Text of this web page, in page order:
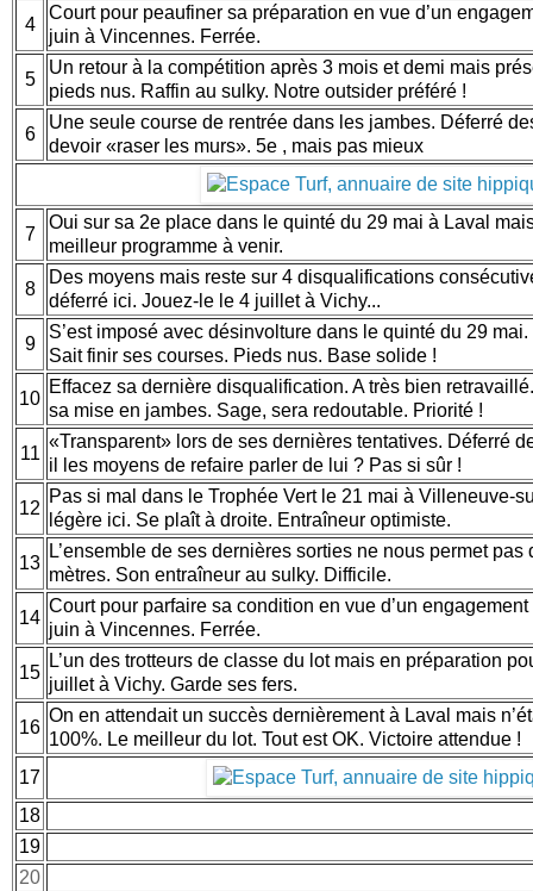
4
Court pour peaufiner sa préparation en vue d’un
juin à Vincennes. Ferrée.
5
Un retour à la compétition après 3 mois et demi mais
pieds nus. Raffin au sulky. Notre outsider préféré !
6
Une seule course de rentrée dans les jambes. Déferré
devoir «raser les murs». 5e , mais pas mieux
7
Oui sur sa 2e place dans le quinté du 29 mai à Laval
meilleur programme à venir.
8
Des moyens mais reste sur 4 disqualifications
déferré ici. Jouez-le le 4 juillet à Vichy...
9
S’est imposé avec désinvolture dans le quinté du 29
Sait finir ses courses. Pieds nus. Base solide !
10
Effacez sa dernière disqualification. A très bien
sa mise en jambes. Sage, sera redoutable. Priorité !
11
«Transparent» lors de ses dernières tentatives. Déferré
il les moyens de refaire parler de lui ? Pas si sûr !
12
Pas si mal dans le Trophée Vert le 21 mai à Villeneuve-
légère ici. Se plaît à droite. Entraîneur optimiste.
13
L’ensemble de ses dernières sorties ne nous permet
mètres. Son entraîneur au sulky. Difficile.
14
Court pour parfaire sa condition en vue d’un
juin à Vincennes. Ferrée.
15
L’un des trotteurs de classe du lot mais en préparation
juillet à Vichy. Garde ses fers.
16
On en attendait un succès dernièrement à Laval mais
100%. Le meilleur du lot. Tout est OK. Victoire attendue !
17
18
19
20